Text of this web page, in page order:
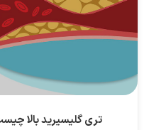
تری گلیسیرید بالا